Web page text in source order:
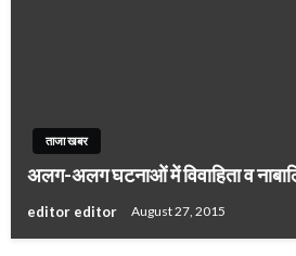
ताजा खबर
अलग-अलग घटनाओं में विवाहिता व
editor editor August 27, 2015